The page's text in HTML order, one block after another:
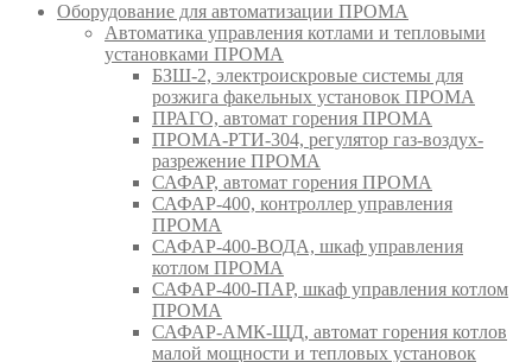
Оборудование для автоматизации ПРОМА
Автоматика управления котлами и тепловыми
установками ПРОМА
БЗШ-2, электроискровые системы для
розжига факельных установок ПРОМА
ПРАГО, автомат горения ПРОМА
ПРОМА-РТИ-304, регулятор газ-воздух-
разрежение ПРОМА
САФАР, автомат горения ПРОМА
САФАР-400, контроллер управления
ПРОМА
САФАР-400-ВОДА, шкаф управления
котлом ПРОМА
САФАР-400-ПАР, шкаф управления котлом
ПРОМА
САФАР-АМК-ЩД, автомат горения котлов
малой мощности и тепловых установок